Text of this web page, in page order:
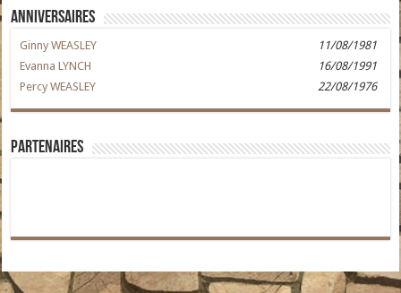
Anniversaires
Ginny WEASLEY
11/08/1981
Evanna LYNCH
16/08/1991
Percy WEASLEY
22/08/1976
Partenaires